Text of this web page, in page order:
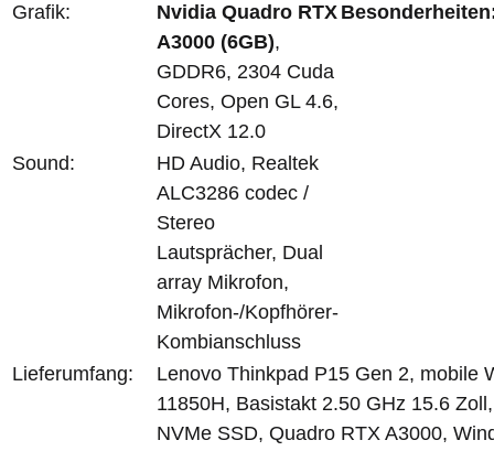
Grafik:
Nvidia Quadro RTX
A3000 (6GB),
GDDR6, 2304 Cuda
Cores, Open GL 4.6,
DirectX 12.0
Sound:
HD Audio, Realtek
ALC3286 codec /
Stereo
Lautsprächer, Dual
array Mikrofon,
Mikrofon-/Kopfhörer-
Kombianschluss
Lieferumfang:
Lenovo Thinkpad P15 Gen 2, mobile
11850H, Basistakt 2.50 GHz 15.6
NVMe SSD, Quadro RTX A3000,